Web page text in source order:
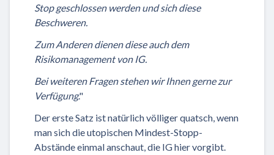
Stop geschlossen werden und sich diese
Beschweren.
Zum Anderen dienen diese auch dem
Risikomanagement von IG.
Bei weiteren Fragen stehen wir Ihnen gerne zur
Verfügung."
Der erste Satz ist natürlich völliger quatsch, wenn
man sich die utopischen Mindest-Stopp-
Abstände einmal anschaut, die IG hier vorgibt.